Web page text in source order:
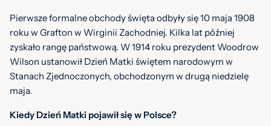
Pierwsze formalne obchody święta odbyły się 10 maja 1908
roku w Grafton w Wirginii Zachodniej. Kilka lat później
zyskało rangę państwową. W 1914 roku prezydent Woodrow
Wilson ustanowił Dzień Matki świętem narodowym w
Stanach Zjednoczonych, obchodzonym w drugą niedzielę
maja.
Kiedy Dzień Matki pojawił się w Polsce?